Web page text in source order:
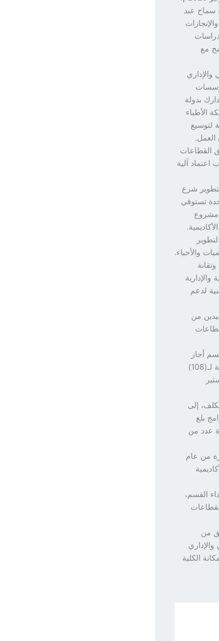
سماح عبد
مع
والإداري
بدولة
الأطباء
لتوسيع
العمل.
القطاعات
اعتماد آلية
شرع
موحدة تستوفي
في تنفيذ مشروع
والأحياء.
لدعم
من
القطاعات
أجاز
النتائج الفصلية والنهائية لبرامج الماجستير والدبلوم فوق الجامعي والمقررات التأهيلية لـ(108)
إلى
بلغ
إجازة عدد من
من عام
القسم،
من
الكلية